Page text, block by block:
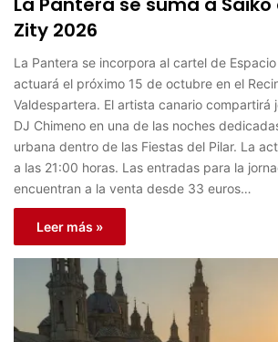
Zity 2026
La Pantera se incorpora al cartel de
actuará el próximo 15 de octubre en el
Valdespartera. El artista canario compartirá
DJ Chimeno en una de las noches
urbana dentro de las Fiestas del Pilar. La
a las 21:00 horas. Las entradas para la
encuentran a la venta desde 33 euros…
Leer más »